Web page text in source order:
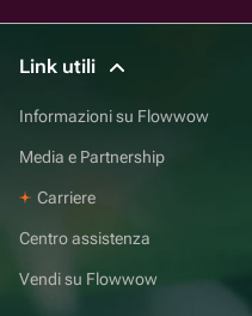
Link utili
Informazioni su Flowwow
Media e Partnership
Carriere
Centro assistenza
Vendi su Flowwow